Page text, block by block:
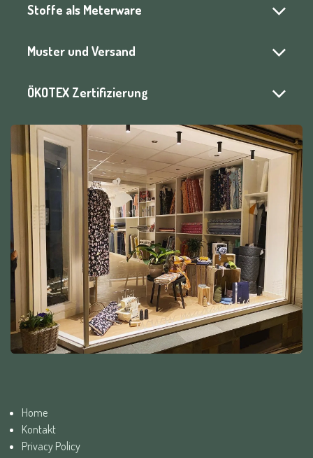
Stoffe als Meterware
Muster und Versand
ÖKOTEX Zertifizierung
Home
Kontakt
Privacy Policy